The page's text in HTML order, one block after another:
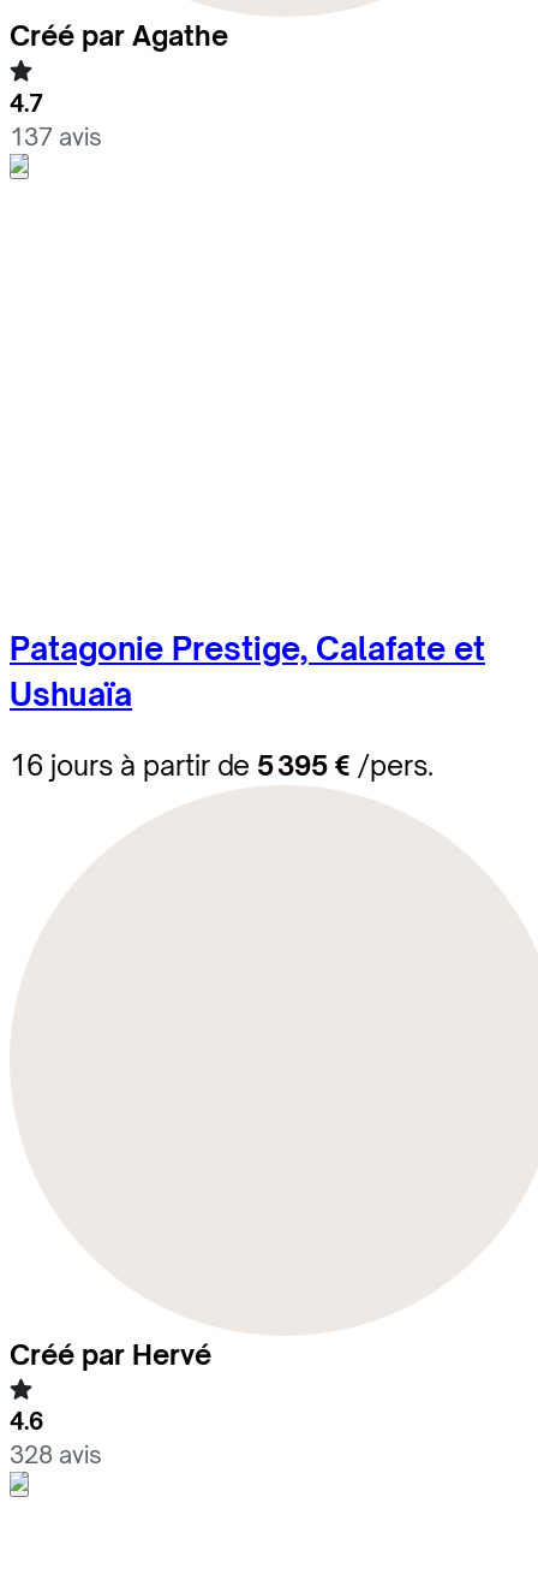
Créé par Agathe
4.7
137 avis
Patagonie Prestige, Calafate et
Ushuaïa
16 jours à partir de 5 395 € /pers.
Créé par Hervé
4.6
328 avis